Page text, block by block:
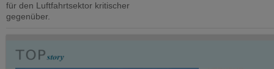
für den Luftfahrtsektor kritischer
gegenüber.